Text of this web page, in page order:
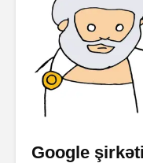
Google